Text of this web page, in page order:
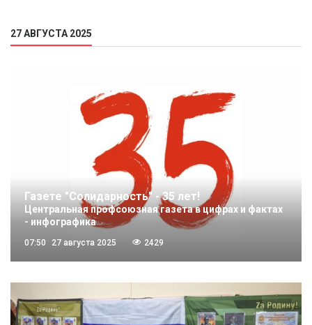
27 АВГУСТА 2025
Газете "Солидарность" - 35 лет!
Центральная профсоюзная газета в цифрах и фактах
- инфографика
07:50 27 августа 2025 2429